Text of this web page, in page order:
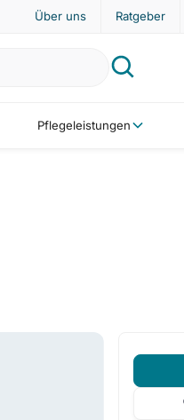
Über uns Ratgeber
Pflegeleistungen